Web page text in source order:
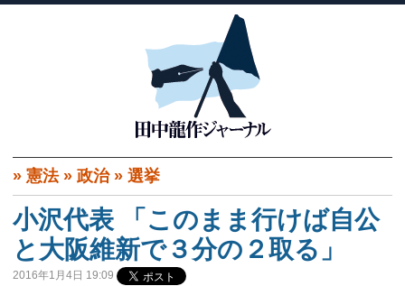
» 憲法» 政治» 選挙
小沢代表 「このまま行けば自公
と大阪維新で３分の２取る」
2016年1月4日 19:09